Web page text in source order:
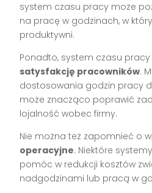
system czasu pracy może
na pracę w godzinach, w
produktywni.
Ponadto, system czasu pracy
satysfakcję pracowników.
dostosowania godzin pracy
może znacząco poprawić
lojalność wobec firmy.
Nie można też zapomnieć o
operacyjne. Niektóre
pomóc w redukcji kosztów
nadgodzinami lub pracą w